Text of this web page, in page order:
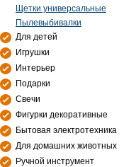
Щетки универсальные
Пылевыбивалки
Для детей
Игрушки
Интерьер
Подарки
Свечи
Фигурки декоративные
Бытовая электротехника
Для домашних животных
Ручной инструмент